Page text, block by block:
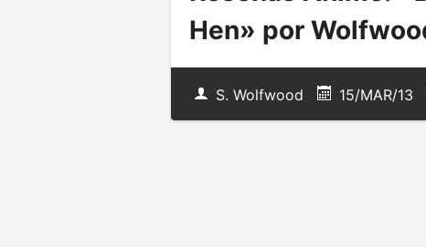
Hen» por
S. Wolfwood 15/MAR/13